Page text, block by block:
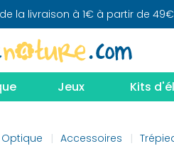
de la livraison à 1€ à partir de
Jeux Kits
Optique Accessoires